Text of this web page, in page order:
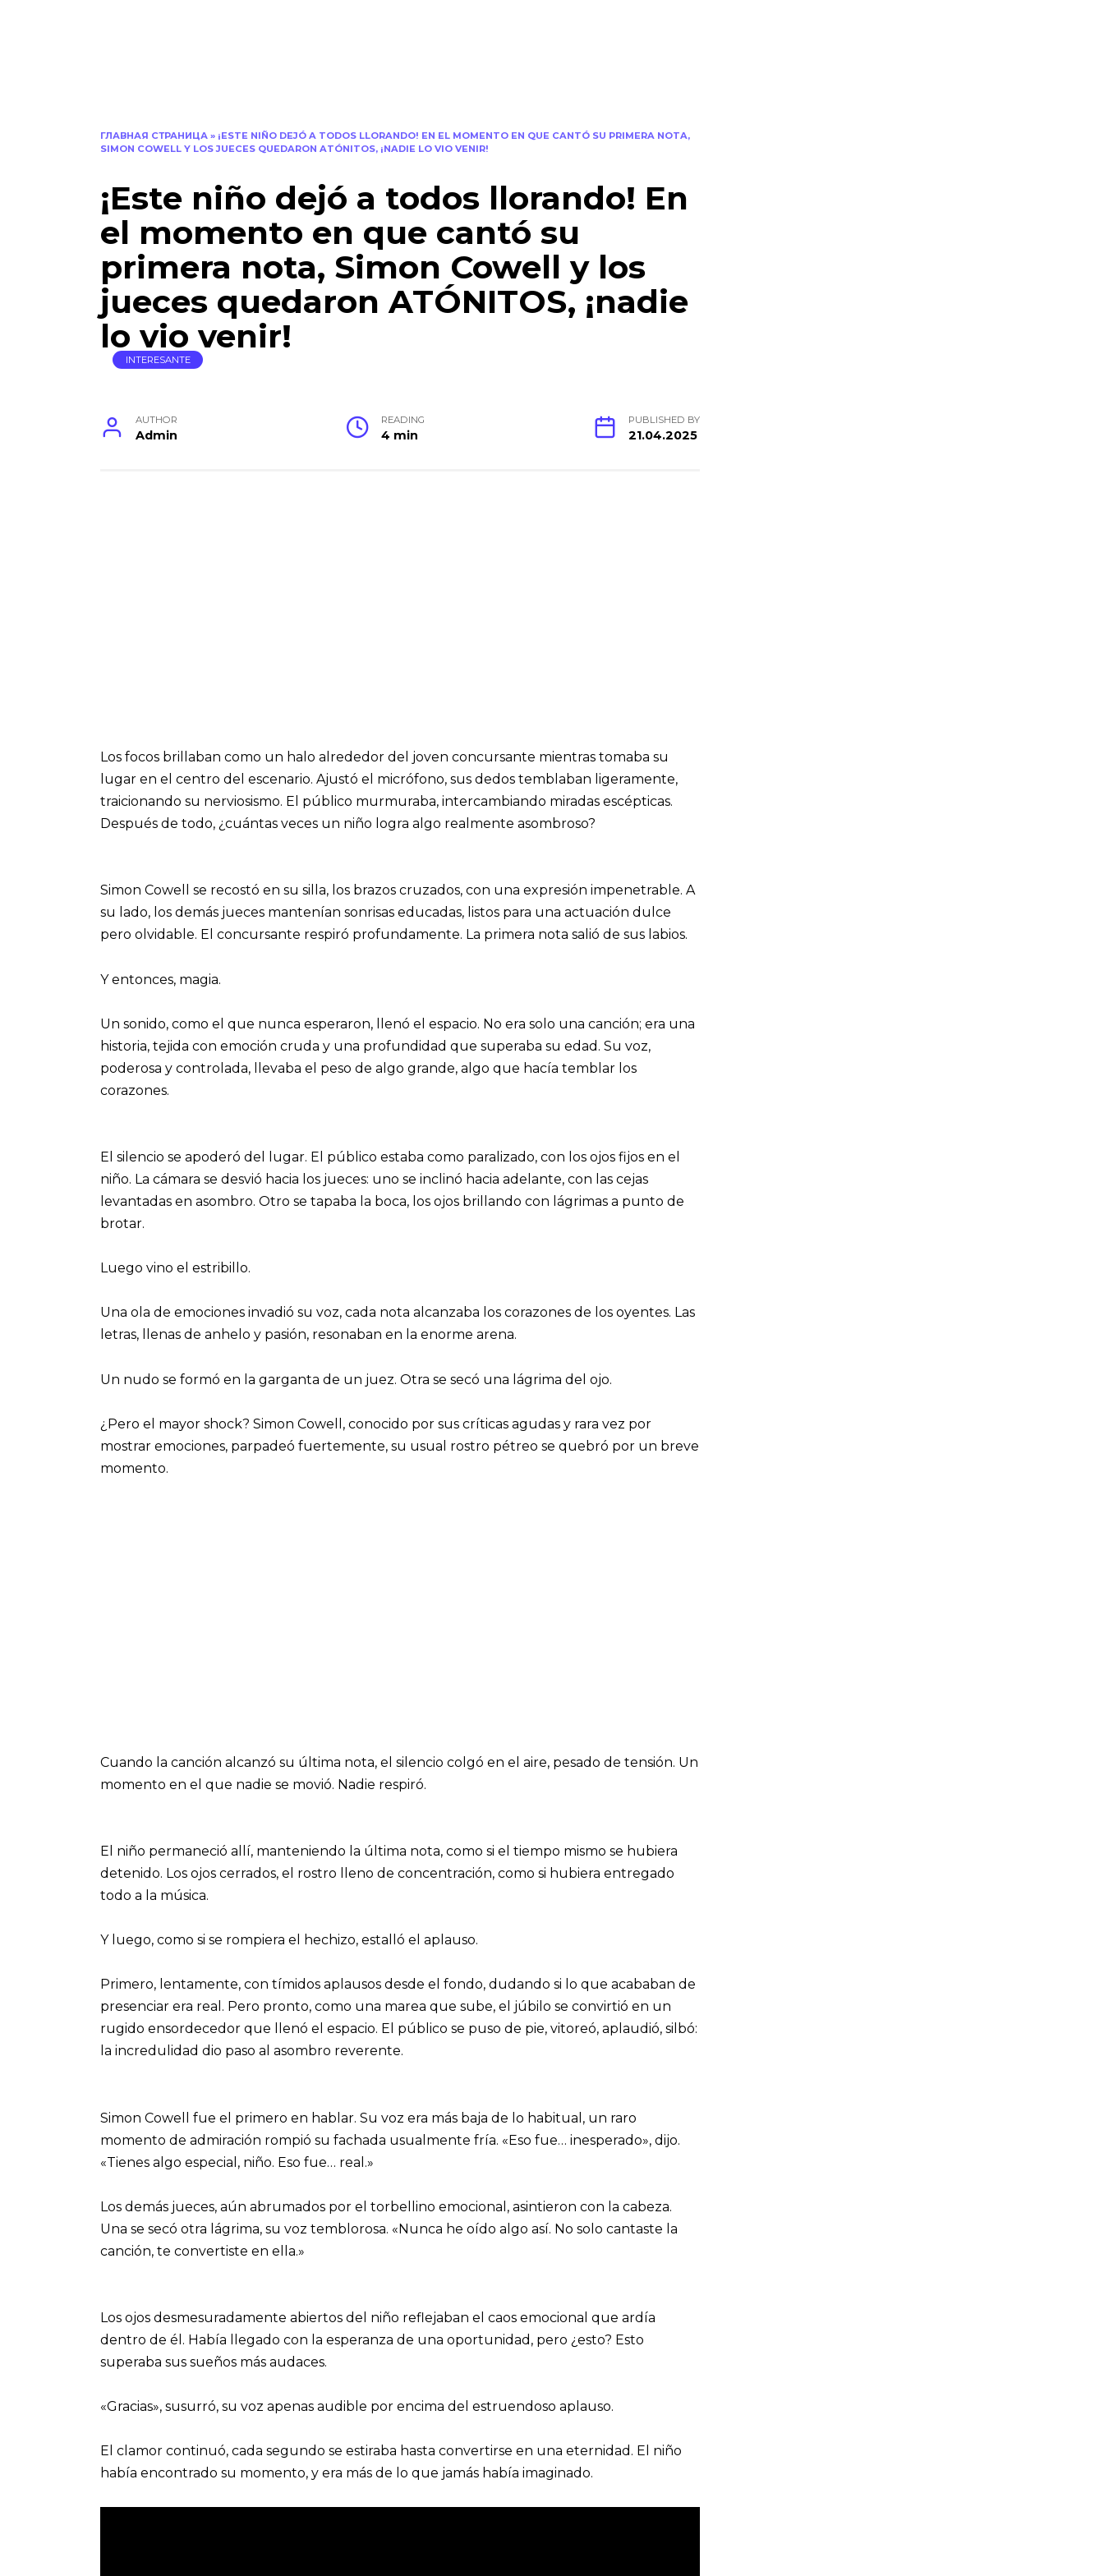
ГЛАВНАЯ СТРАНИЦА » ¡ESTE NIÑO DEJÓ A TODOS LLORANDO! EN EL MOMENTO EN QUE CANTÓ SU PRIMERA NOTA,
SIMON COWELL Y LOS JUECES QUEDARON ATÓNITOS, ¡NADIE LO VIO VENIR!
¡Este niño dejó a todos llorando! En
el momento en que cantó su
primera nota, Simon Cowell y los
jueces quedaron ATÓNITOS, ¡nadie
lo vio venir!
INTERESANTE
AUTHOR
Admin
READING
4 min
PUBLISHED BY
21.04.2025
Los focos brillaban como un halo alrededor del joven concursante mientras tomaba su
lugar en el centro del escenario. Ajustó el micrófono, sus dedos temblaban ligeramente,
traicionando su nerviosismo. El público murmuraba, intercambiando miradas escépticas.
Después de todo, ¿cuántas veces un niño logra algo realmente asombroso?
Simon Cowell se recostó en su silla, los brazos cruzados, con una expresión impenetrable. A
su lado, los demás jueces mantenían sonrisas educadas, listos para una actuación dulce
pero olvidable. El concursante respiró profundamente. La primera nota salió de sus labios.
Y entonces, magia.
Un sonido, como el que nunca esperaron, llenó el espacio. No era solo una canción; era una
historia, tejida con emoción cruda y una profundidad que superaba su edad. Su voz,
poderosa y controlada, llevaba el peso de algo grande, algo que hacía temblar los
corazones.
El silencio se apoderó del lugar. El público estaba como paralizado, con los ojos fijos en el
niño. La cámara se desvió hacia los jueces: uno se inclinó hacia adelante, con las cejas
levantadas en asombro. Otro se tapaba la boca, los ojos brillando con lágrimas a punto de
brotar.
Luego vino el estribillo.
Una ola de emociones invadió su voz, cada nota alcanzaba los corazones de los oyentes. Las
letras, llenas de anhelo y pasión, resonaban en la enorme arena.
Un nudo se formó en la garganta de un juez. Otra se secó una lágrima del ojo.
¿Pero el mayor shock? Simon Cowell, conocido por sus críticas agudas y rara vez por
mostrar emociones, parpadeó fuertemente, su usual rostro pétreo se quebró por un breve
momento.
Cuando la canción alcanzó su última nota, el silencio colgó en el aire, pesado de tensión. Un
momento en el que nadie se movió. Nadie respiró.
El niño permaneció allí, manteniendo la última nota, como si el tiempo mismo se hubiera
detenido. Los ojos cerrados, el rostro lleno de concentración, como si hubiera entregado
todo a la música.
Y luego, como si se rompiera el hechizo, estalló el aplauso.
Primero, lentamente, con tímidos aplausos desde el fondo, dudando si lo que acababan de
presenciar era real. Pero pronto, como una marea que sube, el júbilo se convirtió en un
rugido ensordecedor que llenó el espacio. El público se puso de pie, vitoreó, aplaudió, silbó:
la incredulidad dio paso al asombro reverente.
Simon Cowell fue el primero en hablar. Su voz era más baja de lo habitual, un raro
momento de admiración rompió su fachada usualmente fría. «Eso fue… inesperado», dijo.
«Tienes algo especial, niño. Eso fue… real.»
Los demás jueces, aún abrumados por el torbellino emocional, asintieron con la cabeza.
Una se secó otra lágrima, su voz temblorosa. «Nunca he oído algo así. No solo cantaste la
canción, te convertiste en ella.»
Los ojos desmesuradamente abiertos del niño reflejaban el caos emocional que ardía
dentro de él. Había llegado con la esperanza de una oportunidad, pero ¿esto? Esto
superaba sus sueños más audaces.
«Gracias», susurró, su voz apenas audible por encima del estruendoso aplauso.
El clamor continuó, cada segundo se estiraba hasta convertirse en una eternidad. El niño
había encontrado su momento, y era más de lo que jamás había imaginado.